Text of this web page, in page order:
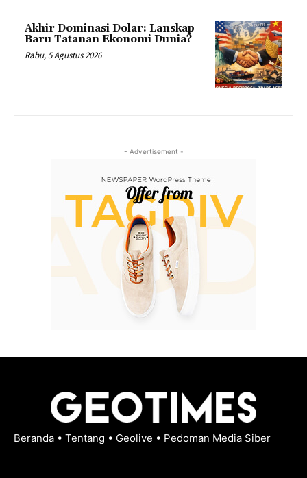
Akhir Dominasi Dolar: Lanskap
Baru Tatanan Ekonomi Dunia?
Rabu, 5 Agustus 2026
- Advertisement -
Beranda • Tentang • Geolive • Pedoman Media Siber